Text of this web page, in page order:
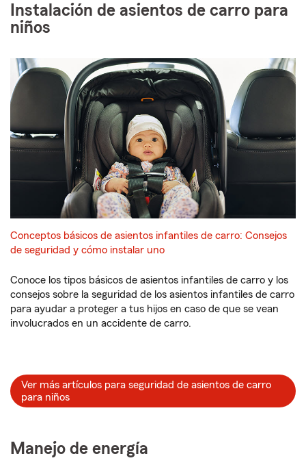
Instalación de asientos de carro para
niños
Conceptos básicos de asientos infantiles de carro: Consejos
de seguridad y cómo instalar uno
Conoce los tipos básicos de asientos infantiles de carro y los
consejos sobre la seguridad de los asientos infantiles de carro
para ayudar a proteger a tus hijos en caso de que se vean
involucrados en un accidente de carro.
Ver más artículos para seguridad de asientos de carro
para niños
Manejo de energía